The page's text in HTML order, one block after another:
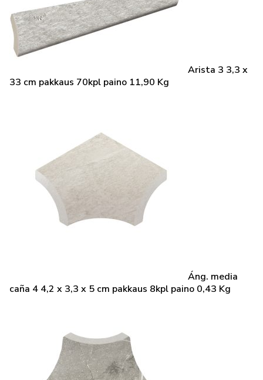
Arista 3 3,3 x
33 cm pakkaus 70kpl paino 11,90 Kg
Áng. media
caña 4 4,2 x 3,3 x 5 cm pakkaus 8kpl paino 0,43 Kg